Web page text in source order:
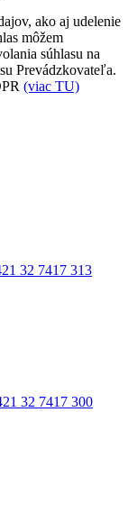
ako aj udelenie
môžem
súhlasu na
Prevádzkovateľa.
(viac TU)
32 7417 313
32 7417 300